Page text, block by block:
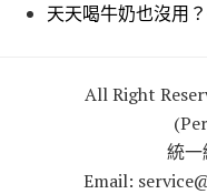
天天喝牛奶也沒用
All Right
統
Email: